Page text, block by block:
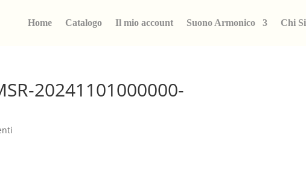
Home Catalogo Il mio account Suono Armonico Chi
20241101000000-